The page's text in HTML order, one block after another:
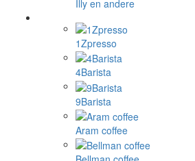
Illy en andere
1Zpresso
4Barista
9Barista
Aram coffee